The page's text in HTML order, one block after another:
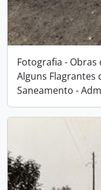
Fotografia - Obras
Alguns Flagrantes
Saneamento -